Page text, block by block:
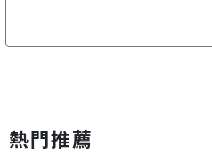
熱門推薦